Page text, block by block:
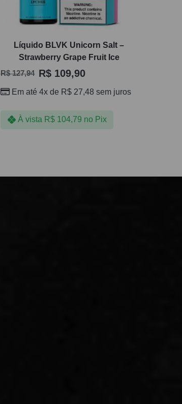
Líquido BLVK Unicorn Salt –
Strawberry Grape Fruit Ice
R$127,94 R$109,90
Em até 4x de R$27,48 sem juros
À vista R$104,79 no Pix